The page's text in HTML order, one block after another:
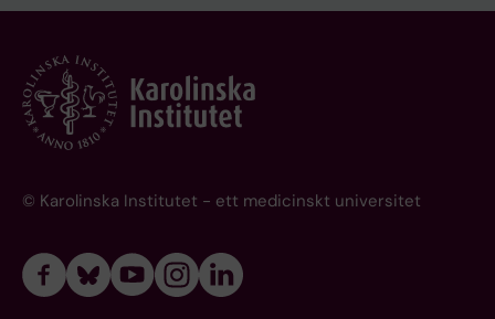
© Karolinska Institutet - ett medicinskt universitet